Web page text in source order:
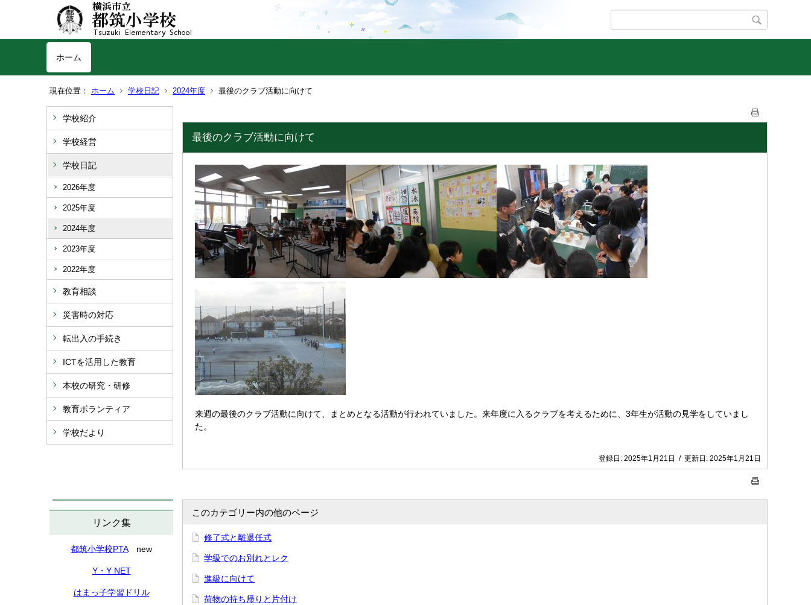
ホーム
現在位置： ホーム 学校日記 2024年度 最後のクラブ活動に向けて
学校紹介
学校経営
学校日記
2026年度
2025年度
2024年度
2023年度
2022年度
教育相談
災害時の対応
転出入の手続き
ICTを活用した教育
本校の研究・研修
教育ボランティア
学校だより
リンク集
都筑小学校PTAnew
Y・Y NET
はまっ子学習ドリル
最後のクラブ活動に向けて
来週の最後のクラブ活動に向けて、まとめとなる活動が行われていました。来年度に入るクラブを考えるために、3年生が活動の見学をしていまし
た。
登録日: 2025年1月21日 / 更新日: 2025年1月21日
このカテゴリー内の他のページ
修了式と離退任式
学級でのお別れとレク
進級に向けて
荷物の持ち帰りと片付け